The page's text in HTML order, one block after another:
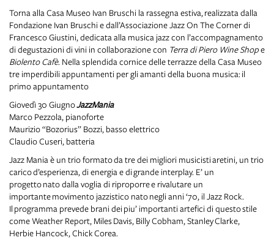
Torna alla Casa Museo Ivan Bruschi la rassegna estiva, realizzata dalla
Fondazione Ivan Bruschi e dall’Associazione Jazz On The Corner di
Francesco Giustini, dedicata alla musica jazz con l’accompagnamento
di degustazioni di vini in collaborazione con Terra di Piero Wine Shope
Biolento Cafè. Nella splendida cornice delle terrazze della Casa Museo
tre imperdibili appuntamenti per gli amanti della buona musica: il
primo appuntamento
Giovedì 30 GiugnoJazzMania
Marco Pezzola, pianoforte
Maurizio “Bozorius” Bozzi, basso elettrico
Claudio Cuseri, batteria
Jazz Mania è un trio formato da tre dei migliori musicisti aretini, un trio
carico d’esperienza, di energia e di grande interplay. E’ un
progetto nato dalla voglia di riproporre e rivalutare un
importante movimento jazzistico nato negli anni ‘70, il Jazz Rock.
Il programma prevede brani dei piu’ importanti artefici di questo stile
come Weather Report, Miles Davis, Billy Cobham, Stanley Clarke,
Herbie Hancock, Chick Corea.